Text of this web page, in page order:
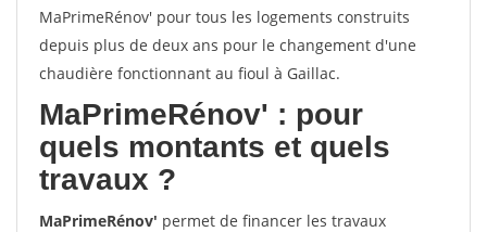
MaPrimeRénov' pour tous les logements construits
depuis plus de deux ans pour le changement d'une
chaudière fonctionnant au fioul à Gaillac.
MaPrimeRénov' : pour
quels montants et quels
travaux ?
MaPrimeRénov' permet de financer les travaux